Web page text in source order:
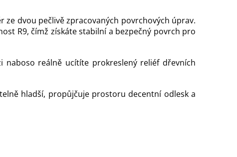
ze dvou pečlivě zpracovaných povrchových úprav.
R9, čímž získáte stabilní a bezpečný povrch pro
naboso reálně ucítíte prokreslený reliéf dřevních
hladší, propůjčuje prostoru decentní odlesk a